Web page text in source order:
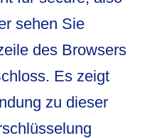
sehen Sie
des Browsers
Es zeigt
zu dieser